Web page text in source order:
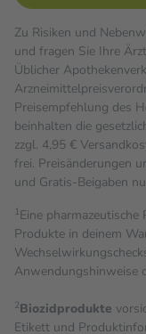
Zu Risiken und
und fragen Sie Ihre
Üblicher
Preisempfehlung des
beinhalten die
zzgl. 4,95 €
frei. Preisänderungen
und Gratis-Beigaben
1Eine
Produkte in deinem
Anwendungshinweise
2Biozidprodukte
Etikett und